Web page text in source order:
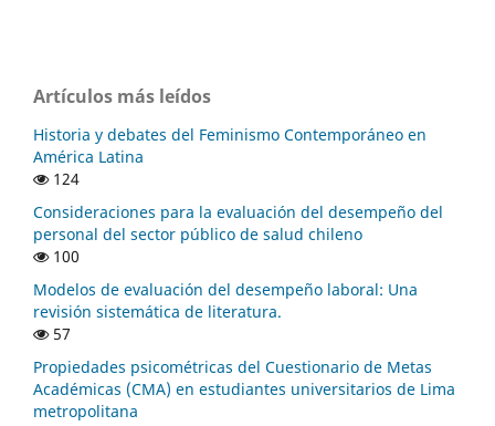
Artículos más leídos
Historia y debates del Feminismo Contemporáneo en
América Latina
124
Consideraciones para la evaluación del desempeño del
personal del sector público de salud chileno
100
Modelos de evaluación del desempeño laboral: Una
revisión sistemática de literatura.
57
Propiedades psicométricas del Cuestionario de Metas
Académicas (CMA) en estudiantes universitarios de Lima
metropolitana